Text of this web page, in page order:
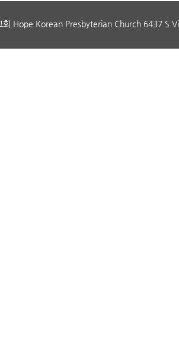
회 Hope Korean Presbyterian Church 6437 S